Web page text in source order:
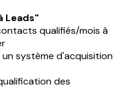
Leads"
qualifiés/mois à
système d'acquisition
des